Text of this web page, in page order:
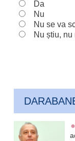
Da
Nu
Nu se va
Nu știu,